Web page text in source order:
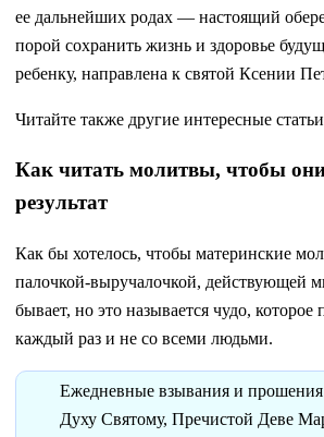
ее дальнейших родах — настоящий
порой сохранить жизнь и здоровье
ребенку, направлена к святой Ксении
Читайте также другие интересные
Как читать молитвы, чтобы
результат
Как бы хотелось, чтобы материнские
палочкой-выручалочкой, действующей
бывает, но это называется чудо, которое
каждый раз и не со всеми людьми.
Ежедневные взывания и
Духу Святому, Пречистой Деве